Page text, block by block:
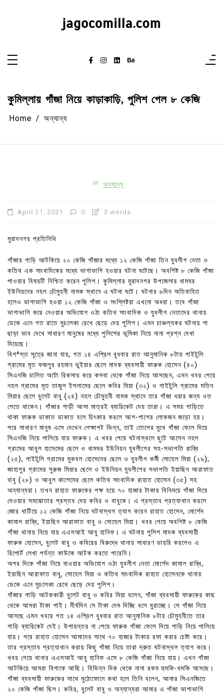
jagocomilla.com
কুমিল্লায় গাঁজা নিয়ে কাড়াকাড়ি, পুলিশ পেল ৮ কেজি
Home অন্যান্য
In অন্যান্য
April 21, 2021 0 3 words
মুরাদনগর প্রতিনিধি
গাঁজার গাড়ি আটকিয়ে ২০ কেজি গাঁজার মধ্যে ১২ কেজি গাঁজা তিন যুবলীগ নেতা ও
কতিথ এক সাংবাদিকের মধ্যে ভাগাভাগি হওয়ার ঘটনা ঘটেছে। অবশিষ্ট ৮ কেজি গাঁজা
পাওয়ার বিষয়টি নিশ্চিত করেন পুলিশ। কুমিল্লার মুরাদনগর উপজেলার ধামঘর
ইউনিয়নের নহল চৌমুহনী নামক স্থানে এ ঘটনা ঘটে। ঘটনার ৬দিন অতিবাহিত
হলেও ভাগাভাগি হওয়া ১২ কেজি গাঁজা ও সংশ্লিষ্টরা এখনো অধরা। তবে গাঁজা
ভাগাভাগি করে নেওয়ার অভিযোগ ওঠা কতিথ সাংবাদিক ও যুবলীগ নেতাদের থানায়
ডেকে এনে গত রাতে মুচলেকা রেখে ছেড়ে দেয় পুলিশ। এমন চাঞ্চল্যকর ঘটনায় গা
ছাড়া ভাব দেখে সাধারণ মানুষের মধ্যে পুলিশের ভূমিকা নিয়ে নানা প্রশ্ন দেখা
দিয়েছে।
বিশ^স্ত সূত্রে জানা যায়, গত ১৪ এপ্রিল বুধবার রাত আনুমানিক ৮টায় গাইটুলি
গ্রামের মৃত ফজলুর রহমান ভুইয়ার ছেলে মাদক ব্যবসায়ী ফারুক হোসেন (৪০)
সিএনজি চালিত অটো রিকসায় করে কসবা থেকে গাঁজা নিয়ে আসছেন, এমন খবর পেয়ে
নহল গ্রামের মৃত তাজুল ইসলামের ছেলে কবির মিয়া (৩২) ও গাইটুলি গ্রামের মতিন
মিয়ার ছেলে বুলেট বাবু (২৪) নহল চৌমুহনী নামক স্থানে তার গাঁজা ধরার জন্য ওত
পেতে থাকেন। গাঁজার গাড়ী আসা মাত্রই ব্যারিকেট দেয় তারা। এ সময় গাড়িতে
থাকা ফারুক ডাকাত ডাকাত বলে চিৎকার করলে আশ-পাশের লোকজন জড়ো হয়।
পরে সাধারণ মানুষ এসে দেখেন পেক্ষাপট ভিন্ন, তাই তোপের মুখে গাঁজা ফেলে দিয়ে
সিএনজি নিয়ে পালিয়ে যায় ফারুক। এ খবর পেয়ে ঘটনাস্থলে ছুটে আসেন নহল
গ্রামের আবুল হাসেমের ছেলে ও ধামঘর ইউনিয়ন যুবলীগের সহ-সভাপতি রাব্বি
(২৫), গাইটুলি গ্রামের মুকবল হোসেনের ছেলে ও যুবলীগ কর্মী সোহেল মিয়া (২৯),
জাহাপুর গ্রামের সুরুজ মিয়ার ছেলে ও ইউনিয়ন যুবলীগের সভাপতি ইয়াছিন আরাফাত
বাবু (২৮) ও আবুল কাশেমের ছেলে কতিথ সাংবাদিক রাহাত হোসেন (৩৫) সহ
অন্যান্যরা। তখন রাহাত ফারুকের পক্ষ হয়ে ৭০ হাজার টাকার বিনিময়ে গাঁজা দিয়ে
দেওয়ার সমঝোতার প্রস্তব দেয় কবির ও বাবুকে। এ প্রস্তাব প্রত্যাখান করলে
জোর খাটিয়ে ১২ কেজি গাঁজা নিয়ে ঘটনাস্থল ত্যাগ করেন রাহাত হোসেন, মোর্শেদ
কামাল রাব্বি, ইয়াছিন আরাফাত বাবু ও সোহেল মিয়া। খবর পেয়ে অবশিষ্ট ৮ কেজি
গাঁজা থানায় নিয়ে যায় এএসআই আবু হানিফ। এ ঘটনায় পুলিশ মাদক ব্যবসায়ী
ফারুক হোসেন, বুলেট বাবু ও কবিরের বিরুদ্ধে থানায় সাধারণ ডায়রি করলেও এ
রিপোর্ট লেখা পর্যন্ত কাউকে আটক করতে পারেনি।
অপর দিকে গাঁজা নিয়ে যাওয়ার অভিযোগ ওঠা যুবলীগ নেতা মোর্শেদ কামাল রাব্বি,
ইয়াছিন আরাফাত বাবু, সোহেল মিয়া ও কতিথ সাংবাদিক রাহাত হোসেনকে থানায়
ডেকে এনে মুচলেকা রেখে ছেড়ে দেয় পুলিশ।
গাঁজার গাড়ি আটককারী বুলেট বাবু ও কবির মিয়া বলেন, গাঁজা ব্যবসায়ী ফারুকের কাছ
থেকে আমরা টাকা পাই। দীর্ঘদিন সে টাকা দেম দিচ্ছি বলে ঘুরাচ্ছে। সে গাঁজা নিয়ে
আসছে এমন খবরে গত ১৪ এপ্রিল বুধবার রাত আনুমানিক ৮টায় চৌমুহনীতে তার
গাড়ি ব্যারিকেট দেই। উপায়ন্তর না পেয়ে ফারুক গাঁজা ফেলে দিয়ে গাড়ি নিয়ে পালিয়ে
যায়। পরে রাহাত হোসেন আমাদের সাথে ৭০ হাজার টাকায় রফা করার চেষ্টা করে।
তার প্রস্তাব প্রত্যাখান করায় কিছু গাঁজা নিয়ে তারা দ্রুত ঘটনাস্থল ত্যাগ করে।
খবর পেয়ে থানার এএসআই আবু হানিফ এসে ৮ কেজি গাঁজা নিয়ে যায়। এখন গাঁজা
আটকিয়ে আমরা বিপাকে আছি। বিভিন্ন দিক থেকে নানা রকম হুমকি-ধমকি আসছে।
গাঁজা ব্যবসায়ী ফারুকের সাথে মুঠোফোনে কথা হলে তিনি বলেন, আমার সিএনজিতে
২০ কেজি গাঁজা ছিল। কবির, বুলেট বাবু ও অন্যান্যরা আমার এ গাঁজা ভাগাভাগি